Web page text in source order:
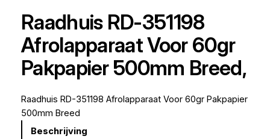
Raadhuis RD-351198
Afrolapparaat Voor 60gr
Pakpapier 500mm Breed,
Raadhuis RD-351198 Afrolapparaat Voor 60gr Pakpapier
500mm Breed
Beschrijving